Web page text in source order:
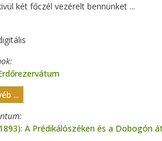
két főczél vezérelt bennünket ...
...
A Prédikálószéken és a Dobogón